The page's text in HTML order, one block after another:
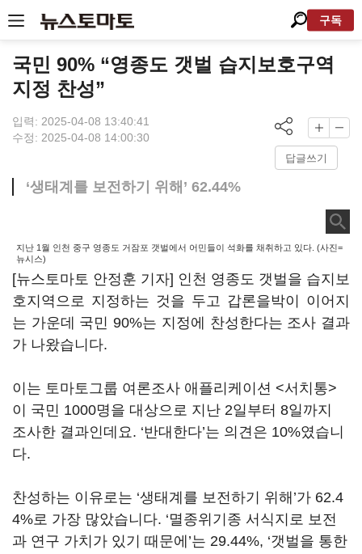
구독
국민 90% “영종도 갯벌 습지보호구역
지정 찬성”
입력: 2025-04-08 13:40:41
수정: 2025-04-08 14:00:30
답글쓰기
‘생태계를 보전하기 위해’ 62.44%
지난 1월 인천 중구 영종도 거잠포 갯벌에서 어민들이 석화를 채취하고 있다. (사진=
뉴시스)
[뉴스토마토 안정훈 기자] 인천 영종도 갯벌을 습지보
호지역으로 지정하는 것을 두고 갑론을박이 이어지
는 가운데 국민 90%는 지정에 찬성한다는 조사 결과
가 나왔습니다.
이는 토마토그룹 여론조사 애플리케이션 <서치통>
이 국민 1000명을 대상으로 지난 2일부터 8일까지
조사한 결과인데요. ‘반대한다’는 의견은 10%였습니
다.
찬성하는 이유로는 ‘생태계를 보전하기 위해’가 62.4
4%로 가장 많았습니다. ‘멸종위기종 서식지로 보전
과 연구 가치가 있기 때문에’는 29.44%, ‘갯벌을 통한